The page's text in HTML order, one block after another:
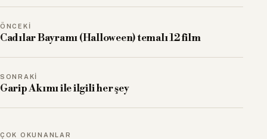
ÖNCEKI
Cadılar Bayramı (Halloween) temalı 12 film
SONRAKI
Garip Akımı ile ilgili her şey
ÇOK OKUNANLAR